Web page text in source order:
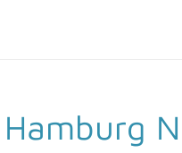
Hamburg